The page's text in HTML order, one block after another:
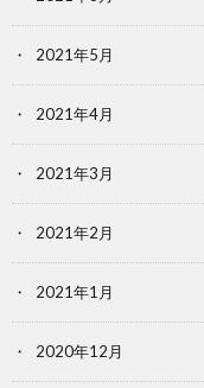
2021年5月
2021年4月
2021年3月
2021年2月
2021年1月
2020年12月